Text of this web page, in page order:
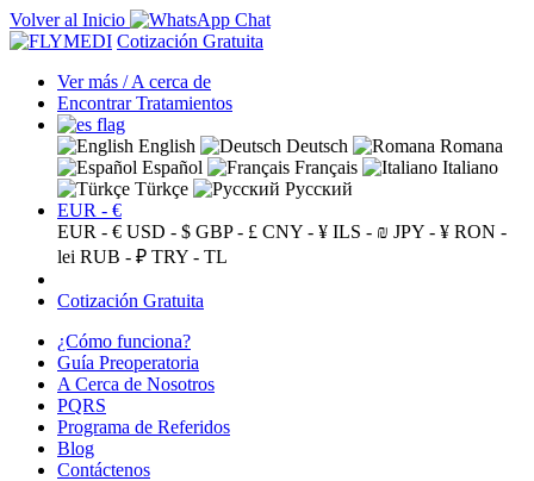
Volver al Inicio
Cotización Gratuita
Ver más / A cerca de
Encontrar Tratamientos
English Deutsch
Romana
Español
Français
Italiano
Türkçe
Русский
EUR - €
EUR - € USD - $ GBP - £ CNY - ¥ ILS - ₪ JPY - ¥ RON -
lei RUB - ₽ TRY - TL
Cotización Gratuita
¿Cómo funciona?
Guía Preoperatoria
A Cerca de Nosotros
PQRS
Programa de Referidos
Blog
Contáctenos